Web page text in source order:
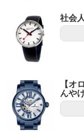
社会
【オ
んや